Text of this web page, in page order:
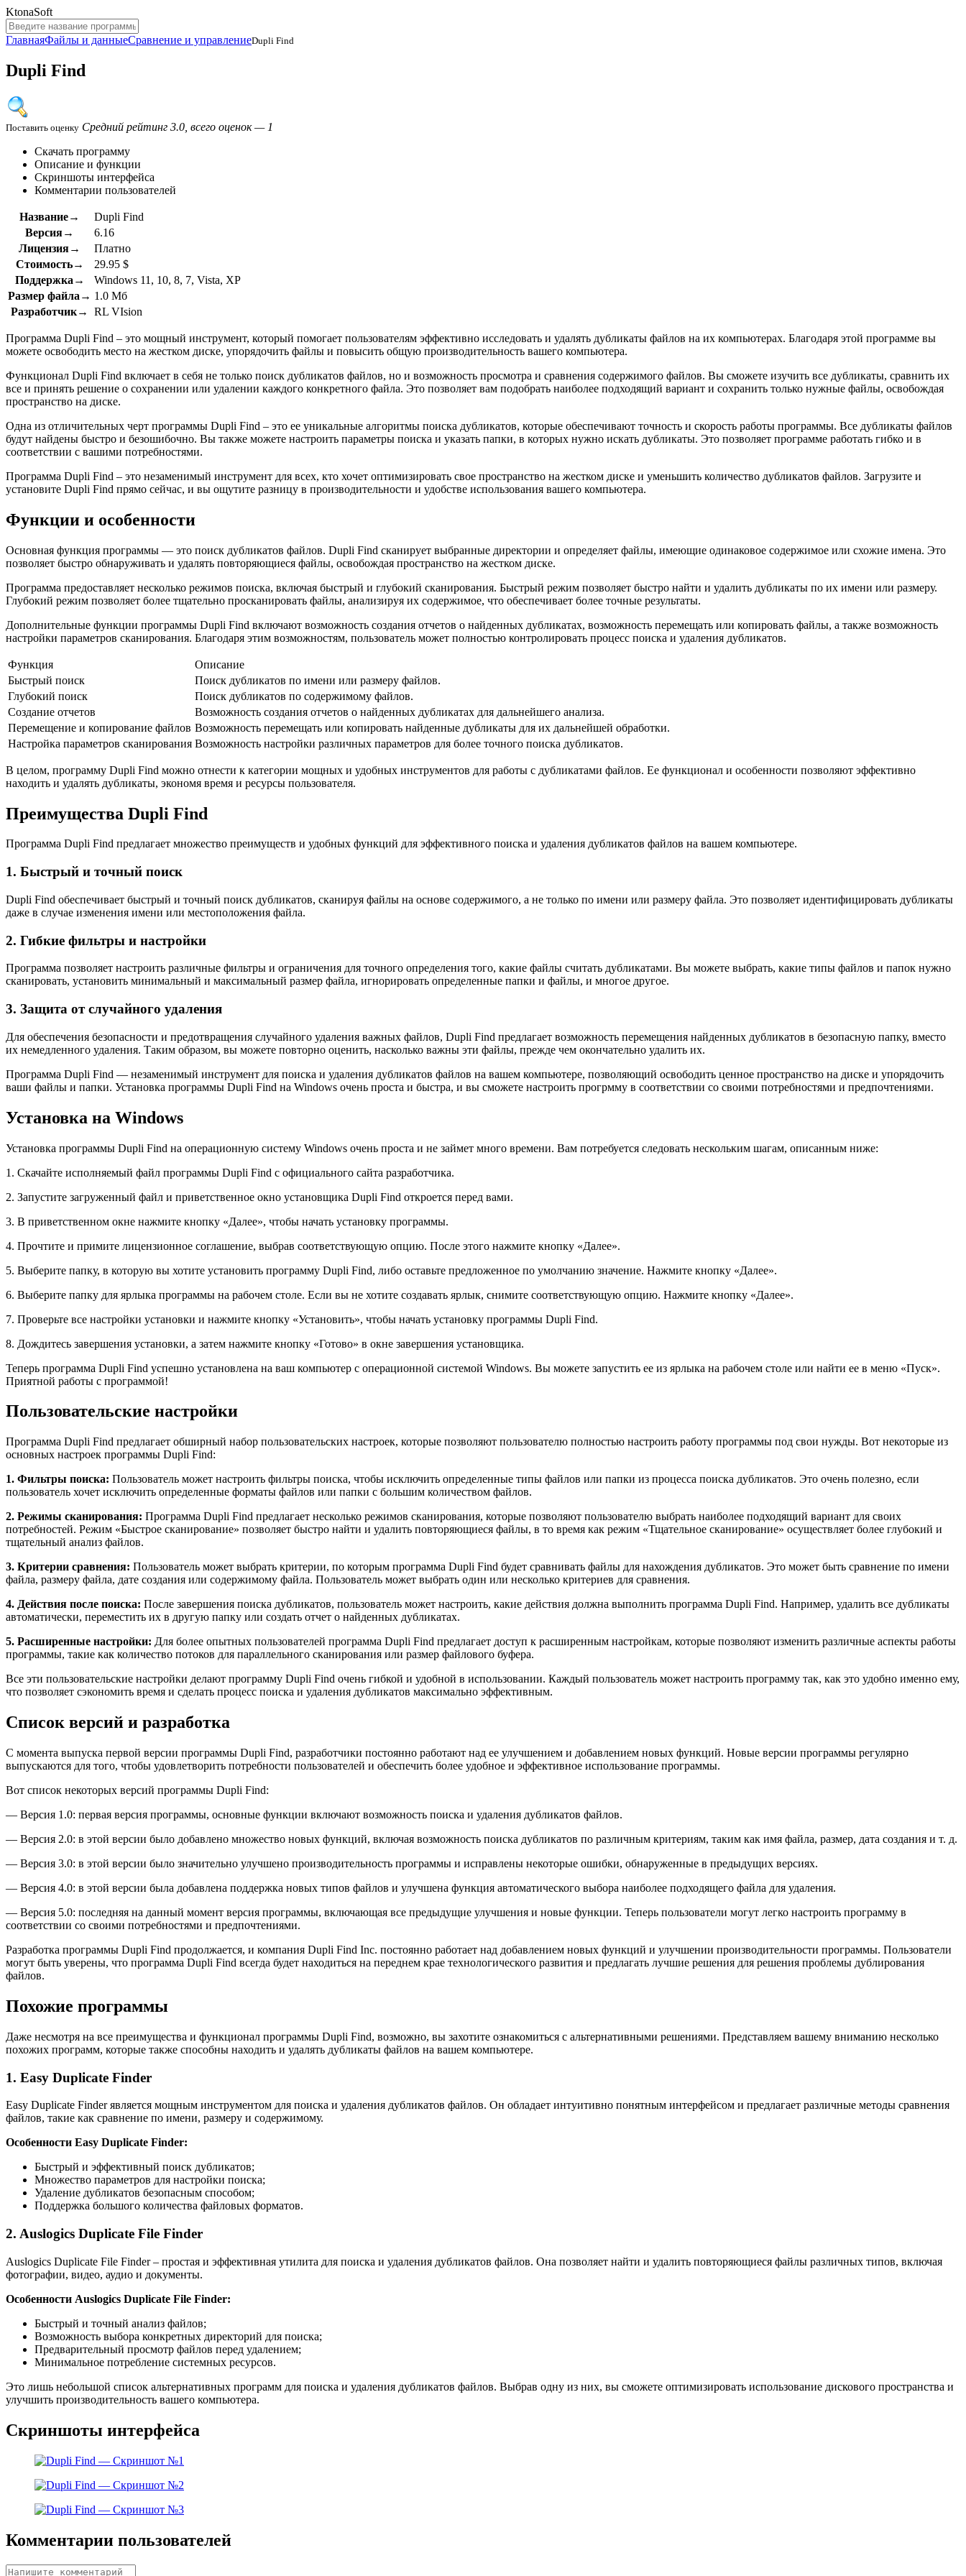
KtonaSoft
ГлавнаяФайлы и данныеСравнение и управлениеDupli Find
Dupli Find
Поставить оценку Средний рейтинг 3.0, всего оценок — 1
Скачать программу
Описание и функции
Скриншоты интерфейса
Комментарии пользователей
Название→
Dupli Find
Версия→
6.16
Лицензия→
Платно
Стоимость→
29.95 $
Поддержка→
Windows 11, 10, 8, 7, Vista, XP
Размер файла→ 1.0 Мб
Разработчик→
RL VIsion
Программа Dupli Find – это мощный инструмент, который помогает пользователям эффективно исследовать и удалять дубликаты файлов на их компьютерах. Благодаря этой программе вы
можете освободить место на жестком диске, упорядочить файлы и повысить общую производительность вашего компьютера.
Функционал Dupli Find включает в себя не только поиск дубликатов файлов, но и возможность просмотра и сравнения содержимого файлов. Вы сможете изучить все дубликаты, сравнить их
все и принять решение о сохранении или удалении каждого конкретного файла. Это позволяет вам подобрать наиболее подходящий вариант и сохранить только нужные файлы, освобождая
пространство на диске.
Одна из отличительных черт программы Dupli Find – это ее уникальные алгоритмы поиска дубликатов, которые обеспечивают точность и скорость работы программы. Все дубликаты файлов
будут найдены быстро и безошибочно. Вы также можете настроить параметры поиска и указать папки, в которых нужно искать дубликаты. Это позволяет программе работать гибко и в
соответствии с вашими потребностями.
Программа Dupli Find – это незаменимый инструмент для всех, кто хочет оптимизировать свое пространство на жестком диске и уменьшить количество дубликатов файлов. Загрузите и
установите Dupli Find прямо сейчас, и вы ощутите разницу в производительности и удобстве использования вашего компьютера.
Функции и особенности
Основная функция программы — это поиск дубликатов файлов. Dupli Find сканирует выбранные директории и определяет файлы, имеющие одинаковое содержимое или схожие имена. Это
позволяет быстро обнаруживать и удалять повторяющиеся файлы, освобождая пространство на жестком диске.
Программа предоставляет несколько режимов поиска, включая быстрый и глубокий сканирования. Быстрый режим позволяет быстро найти и удалить дубликаты по их имени или размеру.
Глубокий режим позволяет более тщательно просканировать файлы, анализируя их содержимое, что обеспечивает более точные результаты.
Дополнительные функции программы Dupli Find включают возможность создания отчетов о найденных дубликатах, возможность перемещать или копировать файлы, а также возможность
настройки параметров сканирования. Благодаря этим возможностям, пользователь может полностью контролировать процесс поиска и удаления дубликатов.
Функция
Описание
Быстрый поиск
Поиск дубликатов по имени или размеру файлов.
Глубокий поиск
Поиск дубликатов по содержимому файлов.
Создание отчетов
Возможность создания отчетов о найденных дубликатах для дальнейшего анализа.
Перемещение и копирование файлов Возможность перемещать или копировать найденные дубликаты для их дальнейшей обработки.
Настройка параметров сканирования Возможность настройки различных параметров для более точного поиска дубликатов.
В целом, программу Dupli Find можно отнести к категории мощных и удобных инструментов для работы с дубликатами файлов. Ее функционал и особенности позволяют эффективно
находить и удалять дубликаты, экономя время и ресурсы пользователя.
Преимущества Dupli Find
Программа Dupli Find предлагает множество преимуществ и удобных функций для эффективного поиска и удаления дубликатов файлов на вашем компьютере.
1. Быстрый и точный поиск
Dupli Find обеспечивает быстрый и точный поиск дубликатов, сканируя файлы на основе содержимого, а не только по имени или размеру файла. Это позволяет идентифицировать дубликаты
даже в случае изменения имени или местоположения файла.
2. Гибкие фильтры и настройки
Программа позволяет настроить различные фильтры и ограничения для точного определения того, какие файлы считать дубликатами. Вы можете выбрать, какие типы файлов и папок нужно
сканировать, установить минимальный и максимальный размер файла, игнорировать определенные папки и файлы, и многое другое.
3. Защита от случайного удаления
Для обеспечения безопасности и предотвращения случайного удаления важных файлов, Dupli Find предлагает возможность перемещения найденных дубликатов в безопасную папку, вместо
их немедленного удаления. Таким образом, вы можете повторно оценить, насколько важны эти файлы, прежде чем окончательно удалить их.
Программа Dupli Find — незаменимый инструмент для поиска и удаления дубликатов файлов на вашем компьютере, позволяющий освободить ценное пространство на диске и упорядочить
ваши файлы и папки. Установка программы Dupli Find на Windows очень проста и быстра, и вы сможете настроить прогрмму в соответствии со своими потребностями и предпочтениями.
Установка на Windows
Установка программы Dupli Find на операционную систему Windows очень проста и не займет много времени. Вам потребуется следовать нескольким шагам, описанным ниже:
1. Скачайте исполняемый файл программы Dupli Find с официального сайта разработчика.
2. Запустите загруженный файл и приветственное окно установщика Dupli Find откроется перед вами.
3. В приветственном окне нажмите кнопку «Далее», чтобы начать установку программы.
4. Прочтите и примите лицензионное соглашение, выбрав соответствующую опцию. После этого нажмите кнопку «Далее».
5. Выберите папку, в которую вы хотите установить программу Dupli Find, либо оставьте предложенное по умолчанию значение. Нажмите кнопку «Далее».
6. Выберите папку для ярлыка программы на рабочем столе. Если вы не хотите создавать ярлык, снимите соответствующую опцию. Нажмите кнопку «Далее».
7. Проверьте все настройки установки и нажмите кнопку «Установить», чтобы начать установку программы Dupli Find.
8. Дождитесь завершения установки, а затем нажмите кнопку «Готово» в окне завершения установщика.
Теперь программа Dupli Find успешно установлена на ваш компьютер с операционной системой Windows. Вы можете запустить ее из ярлыка на рабочем столе или найти ее в меню «Пуск».
Приятной работы с программой!
Пользовательские настройки
Программа Dupli Find предлагает обширный набор пользовательских настроек, которые позволяют пользователю полностью настроить работу программы под свои нужды. Вот некоторые из
основных настроек программы Dupli Find:
1. Фильтры поиска: Пользователь может настроить фильтры поиска, чтобы исключить определенные типы файлов или папки из процесса поиска дубликатов. Это очень полезно, если
пользователь хочет исключить определенные форматы файлов или папки с большим количеством файлов.
2. Режимы сканирования: Программа Dupli Find предлагает несколько режимов сканирования, которые позволяют пользователю выбрать наиболее подходящий вариант для своих
потребностей. Режим «Быстрое сканирование» позволяет быстро найти и удалить повторяющиеся файлы, в то время как режим «Тщательное сканирование» осуществляет более глубокий и
тщательный анализ файлов.
3. Критерии сравнения: Пользователь может выбрать критерии, по которым программа Dupli Find будет сравнивать файлы для нахождения дубликатов. Это может быть сравнение по имени
файла, размеру файла, дате создания или содержимому файла. Пользователь может выбрать один или несколько критериев для сравнения.
4. Действия после поиска: После завершения поиска дубликатов, пользователь может настроить, какие действия должна выполнить программа Dupli Find. Например, удалить все дубликаты
автоматически, переместить их в другую папку или создать отчет о найденных дубликатах.
5. Расширенные настройки: Для более опытных пользователей программа Dupli Find предлагает доступ к расширенным настройкам, которые позволяют изменить различные аспекты работы
программы, такие как количество потоков для параллельного сканирования или размер файлового буфера.
Все эти пользовательские настройки делают программу Dupli Find очень гибкой и удобной в использовании. Каждый пользователь может настроить программу так, как это удобно именно ему,
что позволяет сэкономить время и сделать процесс поиска и удаления дубликатов максимально эффективным.
Список версий и разработка
С момента выпуска первой версии программы Dupli Find, разработчики постоянно работают над ее улучшением и добавлением новых функций. Новые версии программы регулярно
выпускаются для того, чтобы удовлетворить потребности пользователей и обеспечить более удобное и эффективное использование программы.
Вот список некоторых версий программы Dupli Find:
— Версия 1.0: первая версия программы, основные функции включают возможность поиска и удаления дубликатов файлов.
— Версия 2.0: в этой версии было добавлено множество новых функций, включая возможность поиска дубликатов по различным критериям, таким как имя файла, размер, дата создания и т. д.
— Версия 3.0: в этой версии было значительно улучшено производительность программы и исправлены некоторые ошибки, обнаруженные в предыдущих версиях.
— Версия 4.0: в этой версии была добавлена поддержка новых типов файлов и улучшена функция автоматического выбора наиболее подходящего файла для удаления.
— Версия 5.0: последняя на данный момент версия программы, включающая все предыдущие улучшения и новые функции. Теперь пользователи могут легко настроить программу в
соответствии со своими потребностями и предпочтениями.
Разработка программы Dupli Find продолжается, и компания Dupli Find Inc. постоянно работает над добавлением новых функций и улучшении производительности программы. Пользователи
могут быть уверены, что программа Dupli Find всегда будет находиться на переднем крае технологического развития и предлагать лучшие решения для решения проблемы дублирования
файлов.
Похожие программы
Даже несмотря на все преимущества и функционал программы Dupli Find, возможно, вы захотите ознакомиться с альтернативными решениями. Представляем вашему вниманию несколько
похожих программ, которые также способны находить и удалять дубликаты файлов на вашем компьютере.
1. Easy Duplicate Finder
Easy Duplicate Finder является мощным инструментом для поиска и удаления дубликатов файлов. Он обладает интуитивно понятным интерфейсом и предлагает различные методы сравнения
файлов, такие как сравнение по имени, размеру и содержимому.
Особенности Easy Duplicate Finder:
Быстрый и эффективный поиск дубликатов;
Множество параметров для настройки поиска;
Удаление дубликатов безопасным способом;
Поддержка большого количества файловых форматов.
2. Auslogics Duplicate File Finder
Auslogics Duplicate File Finder – простая и эффективная утилита для поиска и удаления дубликатов файлов. Она позволяет найти и удалить повторяющиеся файлы различных типов, включая
фотографии, видео, аудио и документы.
Особенности Auslogics Duplicate File Finder:
Быстрый и точный анализ файлов;
Возможность выбора конкретных директорий для поиска;
Предварительный просмотр файлов перед удалением;
Минимальное потребление системных ресурсов.
Это лишь небольшой список альтернативных программ для поиска и удаления дубликатов файлов. Выбрав одну из них, вы сможете оптимизировать использование дискового пространства и
улучшить производительность вашего компьютера.
Скриншоты интерфейса
Комментарии пользователей